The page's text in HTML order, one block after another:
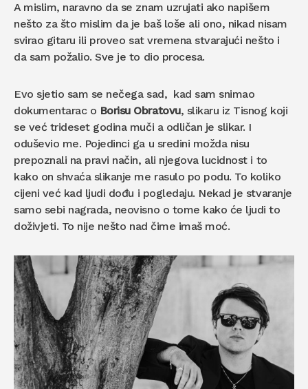
A mislim, naravno da se znam uzrujati ako napišem
nešto za što mislim da je baš loše ali ono, nikad nisam
svirao gitaru ili proveo sat vremena stvarajući nešto i
da sam požalio. Sve je to dio procesa.
Evo sjetio sam se nečega sad, kad sam snimao
dokumentarac o Borisu Obratovu, slikaru iz Tisnog koji
se već trideset godina muči a odličan je slikar. I
oduševio me. Pojedinci ga u sredini možda nisu
prepoznali na pravi način, ali njegova lucidnost i to
kako on shvaća slikanje me rasulo po podu. To koliko
cijeni već kad ljudi dođu i pogledaju. Nekad je stvaranje
samo sebi nagrada, neovisno o tome kako će ljudi to
doživjeti. To nije nešto nad čime imaš moć.